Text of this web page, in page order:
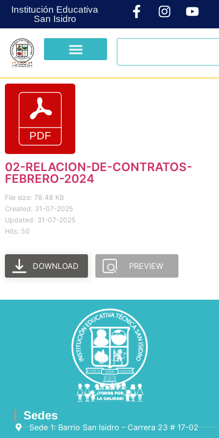
Institución Educativa
San Isidro
02-RELACION-DE-CONTRATOS-
FEBRERO-2024
File size: 78.48 KB
Created: 31-07-2025
Updated: 31-07-2025
Hits: 50
DOWNLOAD PREVIEW
Sedes
Sede 1: Barrio San Isidro - Carrera 23 # 17-02